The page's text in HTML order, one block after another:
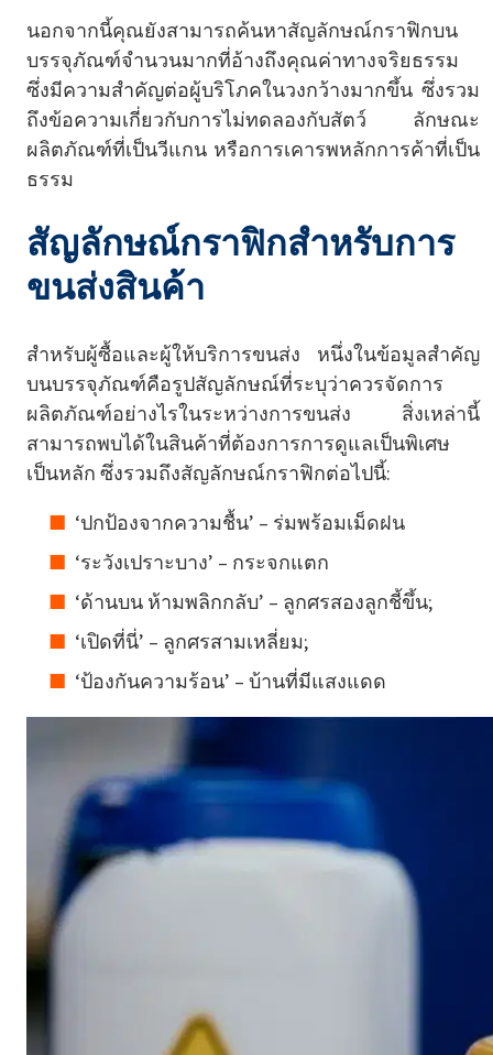
นอกจากนี้คุณยังสามารถค้นหาสัญลักษณ์กราฟิกบน
บรรจุภัณฑ์จำนวนมากที่อ้างถึงคุณค่าทางจริยธรรม
ซึ่งมีความสำคัญต่อผู้บริโภคในวงกว้างมากขึ้น ซึ่งรวม
ถึงข้อความเกี่ยวกับการไม่ทดลองกับสัตว์ ลักษณะ
ผลิตภัณฑ์ที่เป็นวีแกน หรือการเคารพหลักการค้าที่เป็น
ธรรม
สัญลักษณ์กราฟิกสำหรับการ
ขนส่งสินค้า
สำหรับผู้ซื้อและผู้ให้บริการขนส่ง หนึ่งในข้อมูลสำคัญ
บนบรรจุภัณฑ์คือรูปสัญลักษณ์ที่ระบุว่าควรจัดการ
ผลิตภัณฑ์อย่างไรในระหว่างการขนส่ง สิ่งเหล่านี้
สามารถพบได้ในสินค้าที่ต้องการการดูแลเป็นพิเศษ
เป็นหลัก ซึ่งรวมถึงสัญลักษณ์กราฟิกต่อไปนี้:
‘ปกป้องจากความชื้น’ – ร่มพร้อมเม็ดฝน
‘ระวังเปราะบาง’ – กระจกแตก
‘ด้านบน ห้ามพลิกกลับ’ – ลูกศรสองลูกชี้ขึ้น;
‘เปิดที่นี่’ – ลูกศรสามเหลี่ยม;
‘ป้องกันความร้อน’ – บ้านที่มีแสงแดด